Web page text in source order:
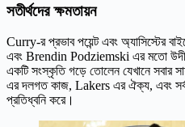
সতীর্থদের ক্ষমতায়ন
Curry-র প্রভাব পয়েন্ট এবং অ্যাসিস্টের
এবং Brendin Podziemski এর মতো
একটি সংস্কৃতি গড়ে তোলেন যেখানে সবার
এর দলগত কাজ, Lakers এর ঐক্য, এবং
প্রতিধ্বনি করে।